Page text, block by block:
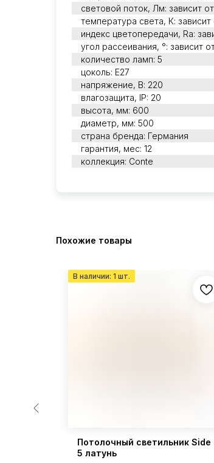
световой поток, Лм: зависит
температура света, К: зависит
индекс цветопередачи, Ra:
угол рассеивания, °: зависит
количество ламп: 5
цоколь: E27
напряжение, В: 220
влагозащита, IP: 20
высота, мм: 600
диаметр, мм: 500
страна бренда: Германия
гарантия, мес: 12
коллекция: Conte
Похожие товары
Потолочный светильник Side
5 латунь